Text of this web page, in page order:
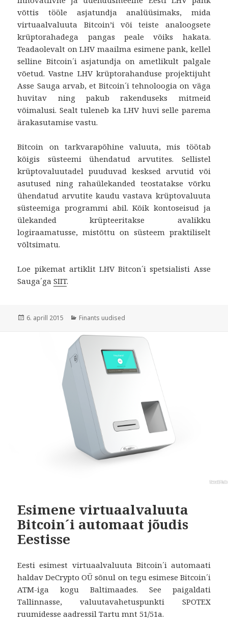
võttis tööle asjatundja analüüsimaks, mida
virtuaalvaluuta Bitcoin’i või teiste analoogsete
krüptorahadega pangas peale võiks hakata.
Teadaolevalt on LHV maailma esimene pank, kellel
selline Bitcoin´i asjatundja on ametlikult palgale
võetud. Vastne LHV krüptorahanduse projektijuht
Asse Sauga arvab, et Bitcoin´i tehnoloogia on väga
huvitav ning pakub rakenduseks mitmeid
võimalusi. Sealt tuleneb ka LHV huvi selle parema
ärakasutamise vastu.
Bitcoin on tarkvarapõhine valuuta, mis töötab
kõigis süsteemi ühendatud arvutites. Sellistel
krüptovaluutadel puuduvad kesksed arvutid või
asutused ning rahaülekanded teostatakse võrku
ühendatud arvutite kaudu vastava krüptovaluuta
süsteemiga programmi abil. Kõik kontoseisud ja
ülekanded krüpteeritakse avalikku
logiraamatusse, mistõttu on süsteem praktiliselt
võltsimatu.
Loe pikemat artiklit LHV Bitcon´i spetsialisti Asse
Sauga´gaSIIT.
Postitatud
6. aprill 2015 Rubriigid
Finants uudised
Esimene virtuaalvaluuta
Bitcoin´i automaat jõudis
Eestisse
Eesti esimest virtuaalvaluuta Bitcoin´i automaati
haldav DeCrypto OÜ sõnul on tegu esimese Bitcoin´i
ATM-iga kogu Baltimaades. See paigaldati
Tallinnasse, valuutavahetuspunkti SPOTEX
ruumidesse aadressil Tartu mnt 51/51а.